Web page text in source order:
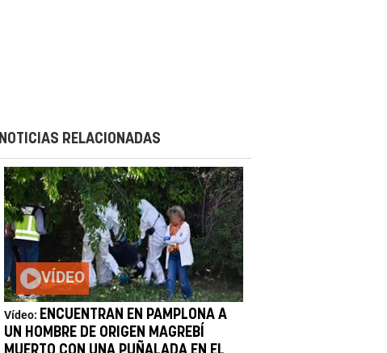
NOTICIAS RELACIONADAS
VÍDEO
Vídeo: ENCUENTRAN EN PAMPLONA A
UN HOMBRE DE ORIGEN MAGREBÍ